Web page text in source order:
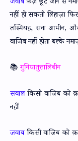
नहीं हो सकती लिहाज़ा
तस्मियह, सना आमीन,
वाजिब नहीं होता बल्के
📚ग़ुनियातुत्तालिबीन
सवालकिसी वाजिब को
नहीं
जवाबकिसी वाजिब को